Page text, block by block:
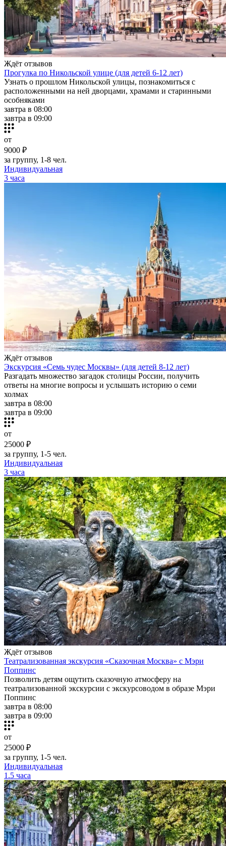
Ждёт отзывов
Прогулка по Никольской улице (для детей 6-12 лет)
Узнать о прошлом Никольской улицы, познакомиться с
расположенными на ней дворцами, храмами и старинными
особняками
завтра в 08:00
завтра в 09:00
от
9000 ₽
за группу, 1-8 чел.
Индивидуальная
3 часа
Ждёт отзывов
Экскурсия «Семь чудес Москвы» (для детей 8-12 лет)
Разгадать множество загадок столицы России, получить
ответы на многие вопросы и услышать историю о семи
холмах
завтра в 08:00
завтра в 09:00
от
25000 ₽
за группу, 1-5 чел.
Индивидуальная
3 часа
Ждёт отзывов
Театрализованная экскурсия «Сказочная Москва» с Мэри
Поппинс
Позволить детям ощутить сказочную атмосферу на
театрализованной экскурсии с экскурсоводом в образе Мэри
Поппинс
завтра в 08:00
завтра в 09:00
от
25000 ₽
за группу, 1-5 чел.
Индивидуальная
1.5 часа